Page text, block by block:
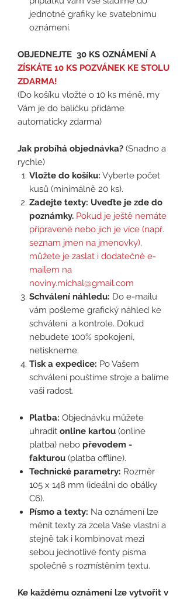
jednotné grafiky ke svatebnímu
oznámení.
OBJEDNEJTE 30 KS OZNÁMENÍ A
ZÍSKÁTE 10 KS POZVÁNEK KE STOLU
ZDARMA!
(Do košíku vložte o 10 ks méně, my
Vám je do balíčku přidáme
automaticky zdarma)
Jak probíhá objednávka? (Snadno a
rychle)
Vložte do košíku: Vyberte počet
kusů (minimálně 20 ks).
Zadejte texty: Uveďte je zde do
poznámky. Pokud je ještě nemáte
připravené nebo jich je více (např.
seznam jmen na jmenovky),
můžete je zaslat i dodatečně e-
mailem na
noviny.michal@gmail.com
Schválení náhledu: Do e-mailu
vám pošleme grafický náhled ke
schválení a kontrole. Dokud
nebudete 100% spokojeni,
netiskneme.
Tisk a expedice: Po Vašem
schválení pouštíme stroje a balíme
vaši radost.
Platba: Objednávku můžete
uhradit online kartou (online
platba) nebo převodem -
fakturou (platba offline).
Technické parametry: Rozměr
105 x 148 mm (ideální do obálky
C6).
Písmo a texty: Na oznámení lze
měnit texty za zcela Vaše vlastní a
stejně tak i kombinovat mezi
sebou jednotlivé fonty písma
společně s rozmístěním textu.
Ke každému oznámení lze vytvořit v